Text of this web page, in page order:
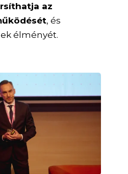
az
, és
élményét.